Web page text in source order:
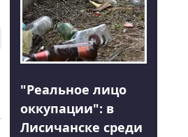
"Реальное лицо
оккупации": в
Лисичанске среди